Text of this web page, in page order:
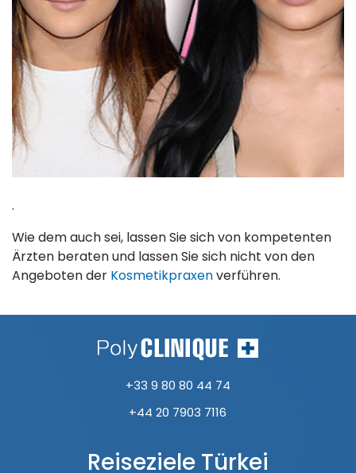
.
Wie dem auch sei, lassen Sie sich von kompetenten
Ärzten beraten und lassen Sie sich nicht von den
Angeboten der Kosmetikpraxenverführen.
+33 9 80 80 44 74
+44 20 7903 7116
Reiseziele Türkei